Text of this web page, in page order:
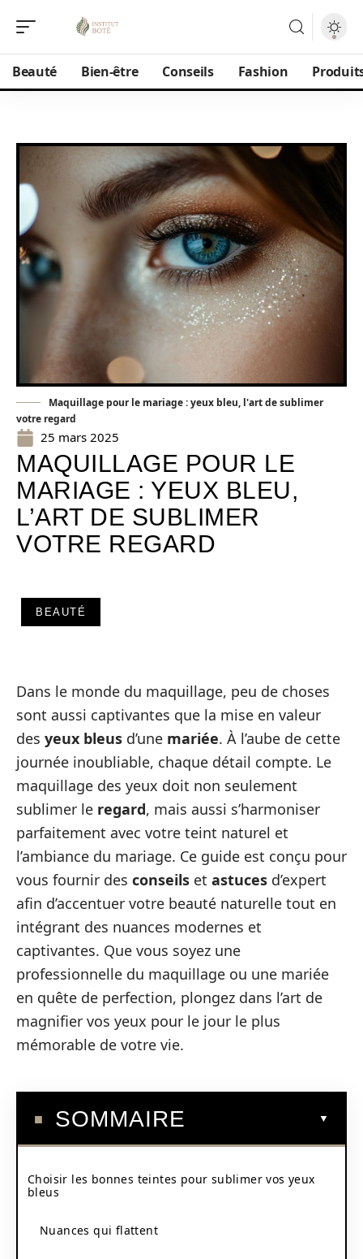
Beauté Bien-être Conseils Fashion
Maquillage pour le mariage : yeux bleu, l'art de sublimer
votre regard
25 mars 2025
MAQUILLAGE POUR LE
MARIAGE : YEUX BLEU,
L’ART DE SUBLIMER
VOTRE REGARD
BEAUTÉ
Dans le monde du maquillage, peu de choses
sont aussi captivantes que la mise en valeur
des yeux bleus d’une mariée. À l’aube de cette
journée inoubliable, chaque détail compte. Le
maquillage des yeux doit non seulement
sublimer le regard, mais aussi s’harmoniser
parfaitement avec votre teint naturel et
l’ambiance du mariage. Ce guide est conçu pour
vous fournir des conseils et astuces d’expert
afin d’accentuer votre beauté naturelle tout en
intégrant des nuances modernes et
captivantes. Que vous soyez une
professionnelle du maquillage ou une mariée
en quête de perfection, plongez dans l’art de
magnifier vos yeux pour le jour le plus
mémorable de votre vie.
SOMMAIRE
Choisir les bonnes teintes pour sublimer vos yeux
bleus
Nuances qui flattent